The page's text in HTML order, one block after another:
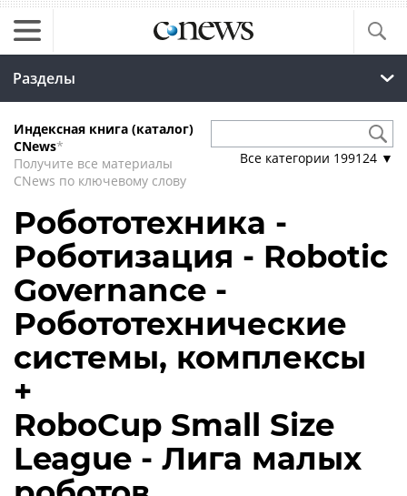
Разделы
Индексная книга (каталог)
CNews*
Получите все материалы
CNews по ключевому слову
Все категории 199124 ▼
Робототехника -
Роботизация - Robotic
Governance -
Робототехнические
системы, комплексы
+
RoboCup Small Size
League - Лига малых